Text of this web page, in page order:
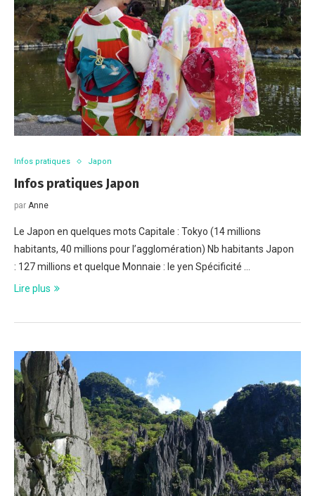
Infos pratiques Japon
Infos pratiques Japon
par Anne
Le Japon en quelques mots Capitale : Tokyo (14 millions
habitants, 40 millions pour l’agglomération) Nb habitants Japon
: 127 millions et quelque Monnaie : le yen Spécificité …
Lire plus